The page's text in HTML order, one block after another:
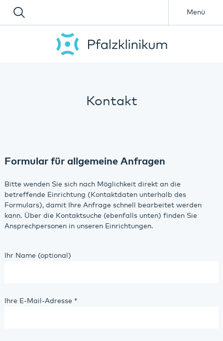
Menü
Kontakt
Formular für allgemeine Anfragen
Bitte wenden Sie sich nach Möglichkeit direkt an die
betreffende Einrichtung (Kontaktdaten unterhalb des
Formulars), damit Ihre Anfrage schnell bearbeitet werden
kann. Über die Kontaktsuche (ebenfalls unten) finden Sie
Ansprechpersonen in unseren Einrichtungen.
Ihr Name (optional)
Ihre E-Mail-Adresse *